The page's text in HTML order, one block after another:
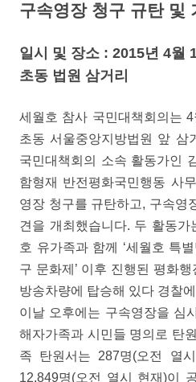
구속영장 청구 규탄 및
일시 및 장소 : 2015년 4월
초동 법원 삼거리
세월호 참사 국민대책회의는
초동 서울중앙지방법원 앞 삼
국민대책회의 소속 활동가인
함형재 반전평화국민행동 사
영장 청구를 규탄하고, 구속영
견을 개최했습니다. 두 활동가
호 유가족과 함께 ‘세월호 특
구 문화제’ 이후 진행된 평화
방송차량에 탑승해 있다 경찰
이날 오후에는 구속영장을 심
해자가족과 시민들 명의로 탄
족 탄원서는 287명(오전 열
12,849명(오전 열시 현재)이